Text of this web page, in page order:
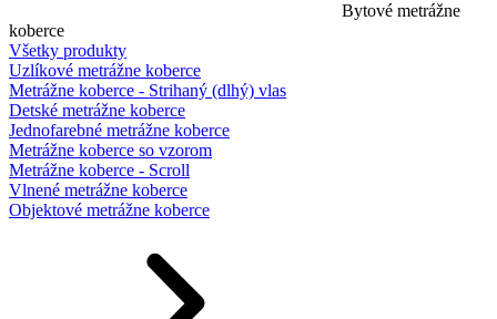
Bytové metrážne
koberce
Všetky produkty
Uzlíkové metrážne koberce
Metrážne koberce - Strihaný (dlhý) vlas
Detské metrážne koberce
Jednofarebné metrážne koberce
Metrážne koberce so vzorom
Metrážne koberce - Scroll
Vlnené metrážne koberce
Objektové metrážne koberce